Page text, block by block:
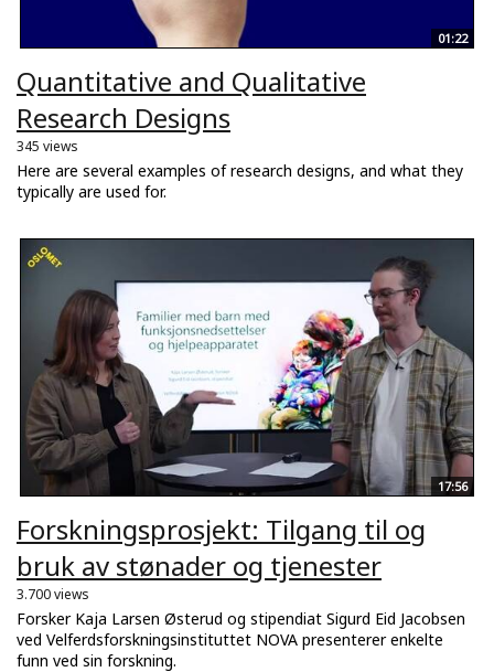
01:22
Quantitative and Qualitative
Research Designs
345 views
Here are several examples of research designs, and what they
typically are used for.
17:56
Forskningsprosjekt: Tilgang til og
bruk av stønader og tjenester
3.700 views
Forsker Kaja Larsen Østerud og stipendiat Sigurd Eid Jacobsen
ved Velferdsforskningsinstituttet NOVA presenterer enkelte
funn ved sin forskning.